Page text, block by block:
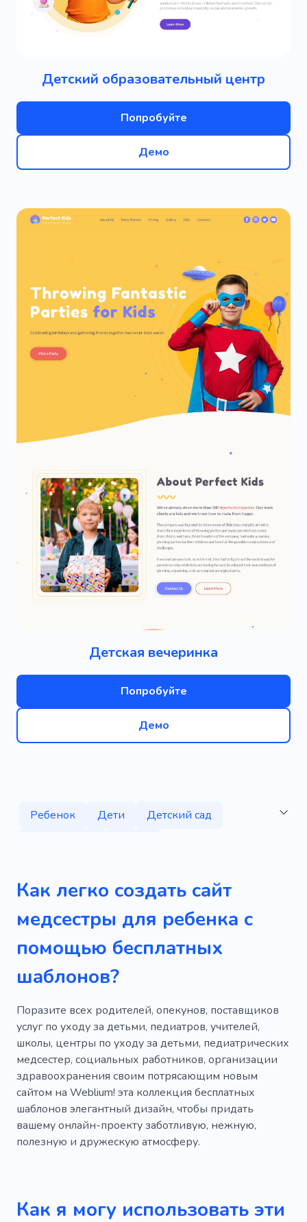
Детский образовательный центр
Попробуйте
Демо
Детская вечеринка
Попробуйте
Демо
Ребенок Дети
Детский сад
Преподаватель
Образование
Игра
Веселье
Дети
Детский автор
Детская художественная литература
Детская литература
Детские истории
Ребенок
Няня
Уход за детьми
Няня
Сопровождающая няня
Правительство
Новорожденный
Вечеринка
Счастливый
Игрушка Магия
Рост
Ободрение
Смешной
Вебразработка
Как легко создать сайт
медсестры для ребенка с
помощью бесплатных
шаблонов?
Поразите всех родителей, опекунов, поставщиков
услуг по уходу за детьми, педиатров, учителей,
школы, центры по уходу за детьми, педиатрических
медсестер, социальных работников, организации
здравоохранения своим потрясающим новым
сайтом на Weblium! эта коллекция бесплатных
шаблонов элегантный дизайн, чтобы придать
вашему онлайн-проекту заботливую, нежную,
полезную и дружескую атмосферу.
Как я могу использовать эти